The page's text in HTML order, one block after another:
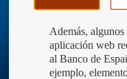
Además,
aplicación web
al Banco de
ejemplo,